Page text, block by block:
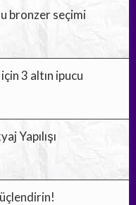
bronzer seçimi
3 altın ipucu
Yapılışı